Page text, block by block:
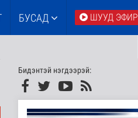
БУСАД ШУУД ЭФИР
Бидэнтэй нэгдээрэй: